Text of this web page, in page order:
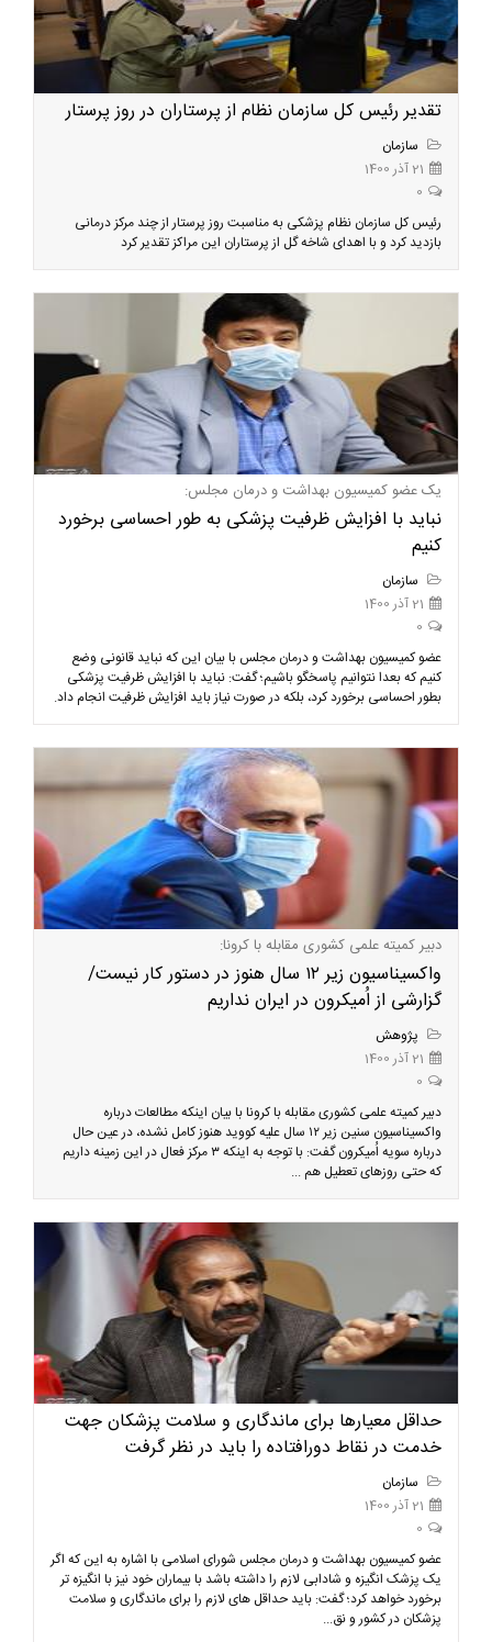
تقدیر رئیس کل سازمان نظام از پرستاران در روز پرستار
سازمان
21 آذر 1400
0
رئیس کل سازمان نظام پزشکی به مناسبت روز پرستار از چند مرکز درمانی
بازدید کرد و با اهدای شاخه گل از پرستاران این مراکز تقدیر کرد
یک عضو کمیسیون بهداشت و درمان مجلس:
نباید با افزایش ظرفیت پزشکی به طور احساسی برخورد
کنیم
سازمان
21 آذر 1400
0
عضو کمیسیون بهداشت و درمان مجلس با بیان این که نباید قانونی وضع
کنیم که بعدا نتوانیم پاسخگو باشیم؛ گفت: نباید با افزایش ظرفیت پزشکی
بطور احساسی برخورد کرد، بلکه در صورت نیاز باید افزایش ظرفیت انجام داد.
دبیر کمیته علمی کشوری مقابله با کرونا:
واکسیناسیون زیر ۱۲ سال هنوز در دستور کار نیست/
گزارشی از اُمیکرون در ایران نداریم
پژوهش
21 آذر 1400
0
دبیر کمیته علمی کشوری مقابله با کرونا با بیان اینکه مطالعات درباره
واکسیناسیون سنین زیر ۱۲ سال علیه کووید هنوز کامل نشده، در عین حال
درباره سویه اُمیکرون گفت: با توجه به اینکه ۳ مرکز فعال در این زمینه داریم
که حتی روزهای تعطیل هم ...
حداقل معیارها برای ماندگاری و سلامت پزشکان جهت
خدمت در نقاط دورافتاده را باید در نظر گرفت
سازمان
21 آذر 1400
0
عضو کمیسیون بهداشت و درمان مجلس شورای اسلامی با اشاره به این که اگر
یک پزشک انگیزه و شادابی لازم را داشته باشد با بیماران خود نیز با انگیزه تر
برخورد خواهد کرد؛ گفت: باید حداقل های لازم را برای ماندگاری و سلامت
پزشکان در کشور و نق...